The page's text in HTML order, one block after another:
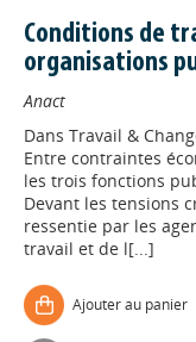
Conditions de
organisations
Anact
Dans Travail &
Entre contraintes
les trois fonctions
Devant les tensions
ressentie par les
travail et de l[...]
Ajouter au panier